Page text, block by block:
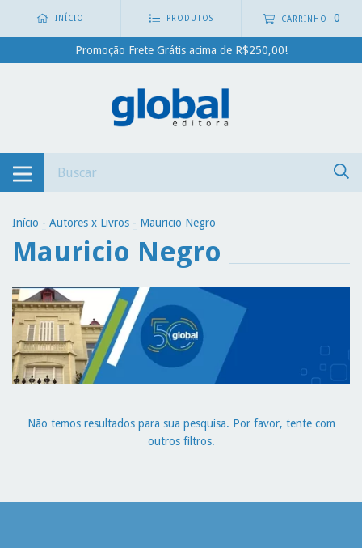
INÍCIO PRODUTOS CARRINHO 0
Promoção Frete Grátis acima de R$250,00!
Início - Autores x Livros - Mauricio Negro
Mauricio Negro
Não temos resultados para sua pesquisa. Por favor, tente com
outros filtros.